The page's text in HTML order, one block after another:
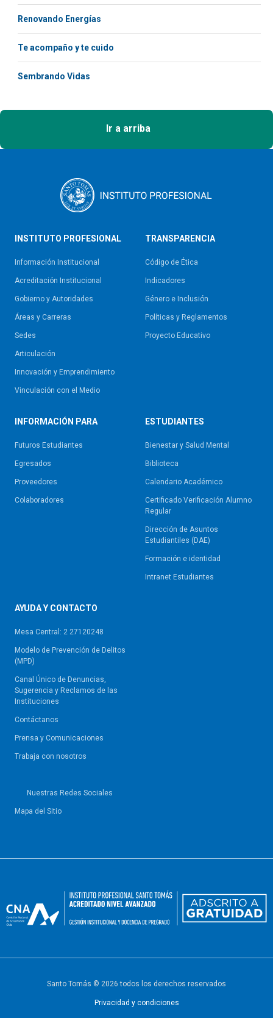
Renovando Energías
Te acompaño y te cuido
Sembrando Vidas
Ir a arriba
INSTITUTO PROFESIONAL
Información Institucional
Acreditación Institucional
Gobierno y Autoridades​
Áreas y Carreras
Sedes
Articulación
Innovación y Emprendimiento
Vinculación con el Medio
TRANSPARENCIA
Código de Ética
Indicadores
Género e Inclusión
Políticas y Reglamentos​
Proyecto Educativo
INFORMACIÓN PARA
Futuros Estudiantes
Egresados
Proveedores
Colaboradores
ESTUDIANTES
Bienestar y Salud Mental
Biblioteca
Calendario Académico
Certificado Verificación Alumno
Regular
Dirección de Asuntos
Estudiantiles (DAE)
Formación e identidad
Intranet Estudiantes
AYUDA Y CONTACTO
Mesa Central: 2 27120248
Modelo de Prevención de Delitos
(MPD)
Canal Único de Denuncias,
Sugerencia y Reclamos de las
Instituciones
Contáctanos
Prensa y Comunicaciones
Trabaja con nosotros
Nuestras Redes Sociales
Mapa del Sitio
Santo Tomás © 2026 todos los derechos reservados
Privacidad y condiciones